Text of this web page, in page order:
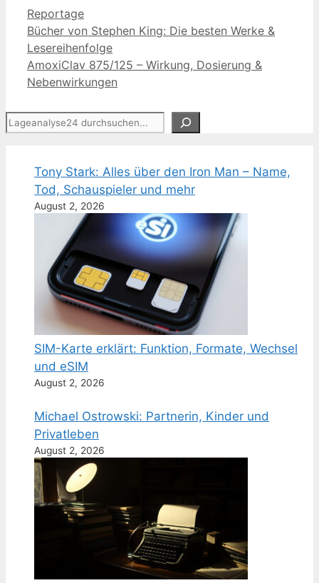
Kategorien
Reportage
Bücher von Stephen King: Die besten Werke &
Lesereihenfolge
AmoxiClav 875/125 – Wirkung, Dosierung &
Nebenwirkungen
Suchen
Tony Stark: Alles über den Iron Man – Name,
Tod, Schauspieler und mehr
August 2, 2026
SIM-Karte erklärt: Funktion, Formate, Wechsel
und eSIM
August 2, 2026
Michael Ostrowski: Partnerin, Kinder und
Privatleben
August 2, 2026